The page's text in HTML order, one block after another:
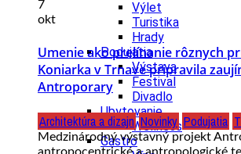
Výlet
Turistika
Hrady
Podujatia
Výstava
Festival
Divadlo
Ubytovanie
Wellness
Gastro
7
okt
Umenie ako prelínanie rôznych
Koniarka v Trnave pripravila
Antroporary
Architektúra a dizajn Novinky Podujatia
Medzinárodný výstavný projekt
antropocentrické a antropologické